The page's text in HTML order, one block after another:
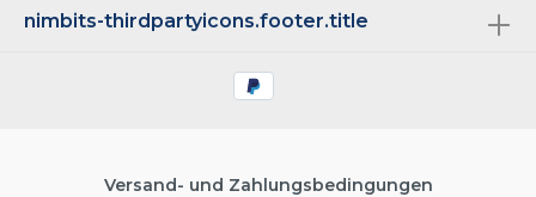
nimbits-thirdpartyicons.footer.title
Versand- und Zahlungsbedingungen